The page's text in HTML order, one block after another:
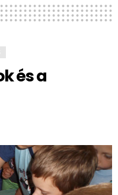
és a